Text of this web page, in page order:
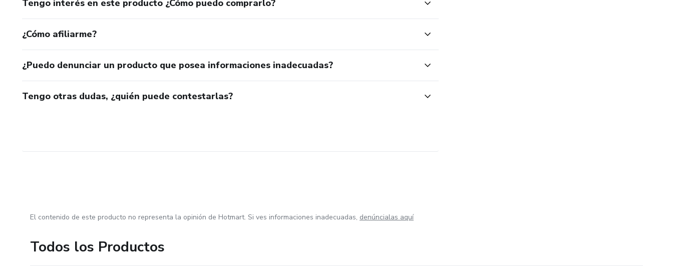
Tengo interés en este producto ¿Cómo puedo comprarlo?
¿Cómo afiliarme?
¿Puedo denunciar un producto que posea informaciones inadecuadas?
Tengo otras dudas, ¿quién puede contestarlas?
El contenido de este producto no representa la opinión de Hotmart. Si ves informaciones inadecuadas, denúncialas aquí
Todos los Productos